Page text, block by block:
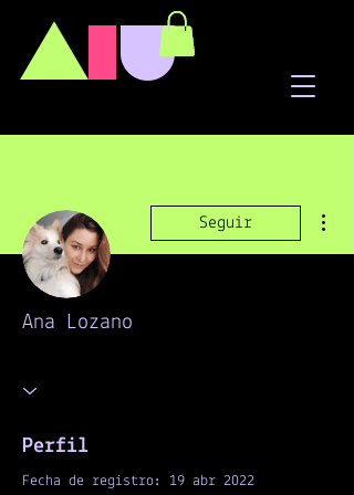
AIU
Seguir
Ana Lozano
Perfil
Fecha de registro: 19 abr 2022